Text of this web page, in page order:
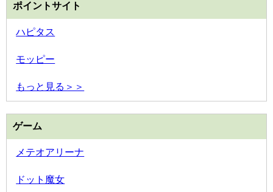
ポイントサイト
ハピタス
モッピー
もっと見る＞＞
ゲーム
メテオアリーナ
ドット魔女